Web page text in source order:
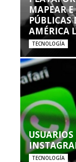
MAPEAR
PÚBLICAS
AMÉRICA
TECNOLOGÍA
TECNOLOGÍA